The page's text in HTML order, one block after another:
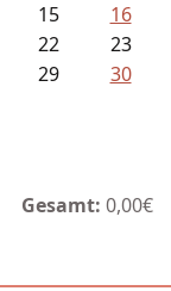
15
16
22
23
29
30
Gesamt: 0,00€